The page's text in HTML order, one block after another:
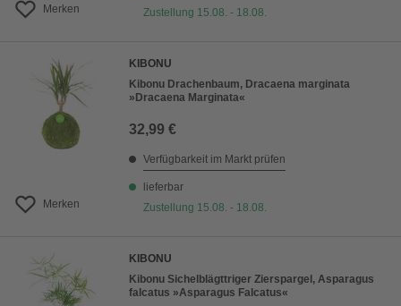
Merken
Zustellung 15.08. - 18.08.
Merken
KIBONU
Kibonu Drachenbaum, Dracaena marginata
»Dracaena Marginata«
32,99 €
Verfügbarkeit im Markt prüfen
lieferbar
Zustellung 15.08. - 18.08.
KIBONU
Kibonu Sichelblägttriger Zierspargel, Asparagus
falcatus »Asparagus Falcatus«